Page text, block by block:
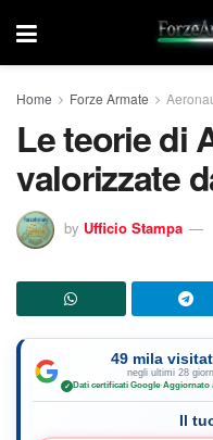
Home Forze Armate
Le teorie di
valorizzate
by Ufficio Stampa
49 mila
negli ultimi 28
✓ Dati certificati Google·Aggiornato
Il